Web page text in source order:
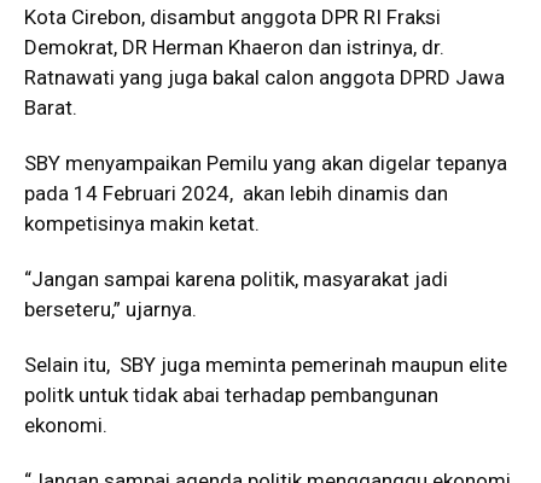
Kota Cirebon, disambut anggota DPR RI Fraksi
Demokrat, DR Herman Khaeron dan istrinya, dr.
Ratnawati yang juga bakal calon anggota DPRD Jawa
Barat.
SBY menyampaikan Pemilu yang akan digelar tepanya
pada 14 Februari 2024, akan lebih dinamis dan
kompetisinya makin ketat.
“Jangan sampai karena politik, masyarakat jadi
berseteru,” ujarnya.
Selain itu, SBY juga meminta pemerinah maupun elite
politk untuk tidak abai terhadap pembangunan
ekonomi.